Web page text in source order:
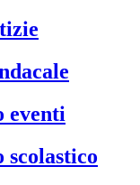
eventi
scolastico